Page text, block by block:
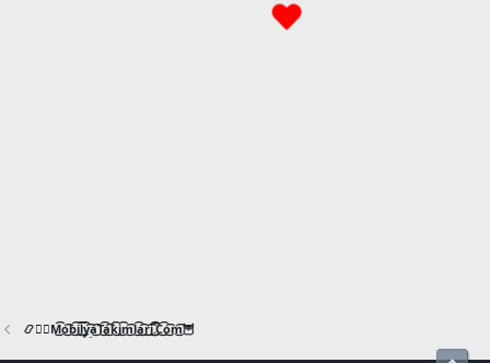
📿🧙‍♂️M͜͡o͜͡b͜͡i͜͡l͜͡y͜͡a͜͡T͜͡a͜͡k͜͡i͜͡m͜͡l͜͡a͜͡r͜͡i͜͡.͜͡C͜͡o͜͡m͜͡🦉